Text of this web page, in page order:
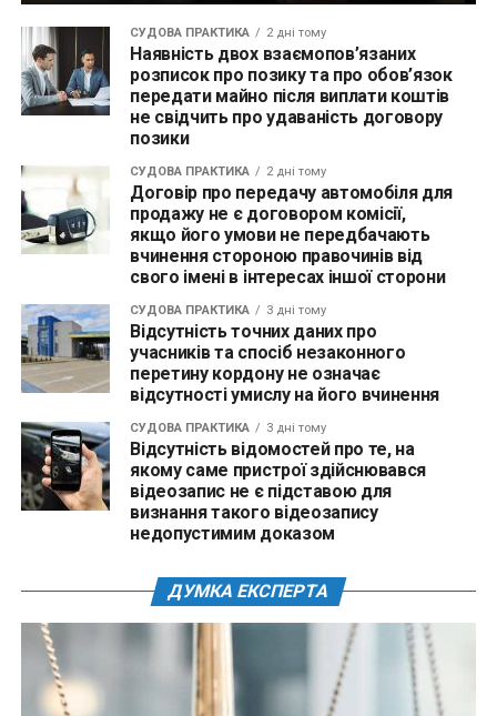
СУДОВА ПРАКТИКА 2 дні тому
Наявність двох взаємопов’язаних
розписок про позику та про обов’язок
передати майно після виплати коштів
не свідчить про удаваність договору
позики
СУДОВА ПРАКТИКА 2 дні тому
Договір про передачу автомобіля для
продажу не є договором комісії,
якщо його умови не передбачають
вчинення стороною правочинів від
свого імені в інтересах іншої сторони
СУДОВА ПРАКТИКА 3 дні тому
Відсутність точних даних про
учасників та спосіб незаконного
перетину кордону не означає
відсутності умислу на його вчинення
СУДОВА ПРАКТИКА 3 дні тому
Відсутність відомостей про те, на
якому саме пристрої здійснювався
відеозапис не є підставою для
визнання такого відеозапису
недопустимим доказом
ДУМКА ЕКСПЕРТА